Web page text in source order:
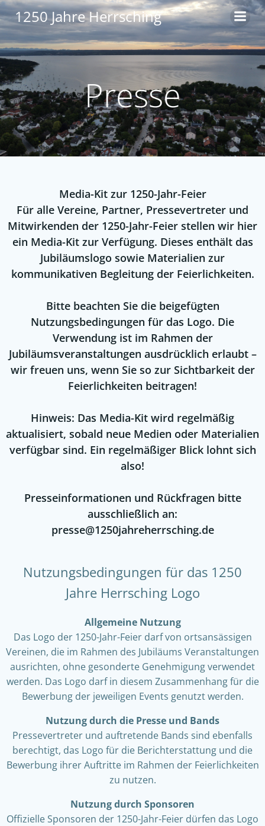
Zum
Inhalt
springen
1250 Jahre Herrsching
Presse
Media-Kit zur 1250-Jahr-Feier
Für alle Vereine, Partner, Pressevertreter und
Mitwirkenden der 1250-Jahr-Feier stellen wir hier
ein Media-Kit zur Verfügung. Dieses enthält das
Jubiläumslogo sowie Materialien zur
kommunikativen Begleitung der Feierlichkeiten.
Bitte beachten Sie die beigefügten
Nutzungsbedingungen für das Logo. Die
Verwendung ist im Rahmen der
Jubiläumsveranstaltungen ausdrücklich erlaubt –
wir freuen uns, wenn Sie so zur Sichtbarkeit der
Feierlichkeiten beitragen!
Hinweis: Das Media-Kit wird regelmäßig
aktualisiert, sobald neue Medien oder Materialien
verfügbar sind. Ein regelmäßiger Blick lohnt sich
also!
Presseinformationen und Rückfragen bitte
ausschließlich an:
presse@1250jahreherrsching.de
Nutzungsbedingungen für das 1250
Jahre Herrsching Logo
Allgemeine Nutzung
Das Logo der 1250-Jahr-Feier darf von ortsansässigen
Vereinen, die im Rahmen des Jubiläums Veranstaltungen
ausrichten, ohne gesonderte Genehmigung verwendet
werden. Das Logo darf in diesem Zusammenhang für die
Bewerbung der jeweiligen Events genutzt werden.
Nutzung durch die Presse und Bands
Pressevertreter und auftretende Bands sind ebenfalls
berechtigt, das Logo für die Berichterstattung und die
Bewerbung ihrer Auftritte im Rahmen der Feierlichkeiten
zu nutzen.
Nutzung durch Sponsoren
Offizielle Sponsoren der 1250-Jahr-Feier dürfen das Logo